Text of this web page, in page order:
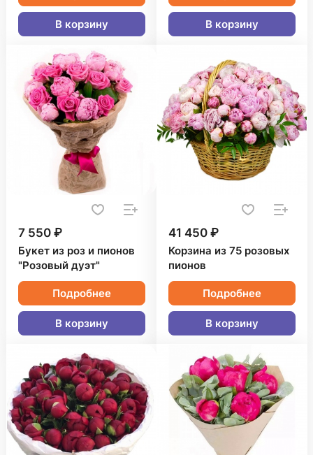
В корзину В корзину
7 550 ₽
Букет из роз и пионов
"Розовый дуэт"
Подробнее
В корзину
41 450 ₽
Корзина из 75 розовых
пионов
Подробнее
В корзину